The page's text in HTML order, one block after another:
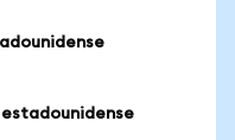
estadounidense